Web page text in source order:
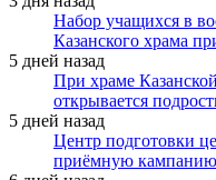
Набор учащихся в
Казанского храма
5 дней назад
При храме
открывается
5 дней назад
Центр подготовки
приёмную кампанию